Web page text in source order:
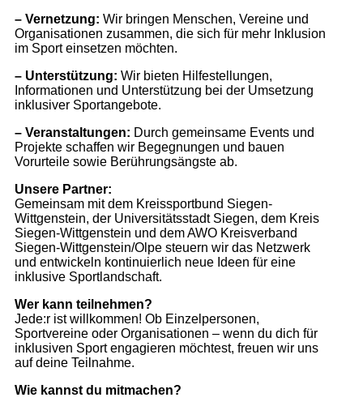
– Vernetzung: Wir bringen Menschen, Vereine und
Organisationen zusammen, die sich für mehr Inklusion
im Sport einsetzen möchten.
– Unterstützung: Wir bieten Hilfestellungen,
Informationen und Unterstützung bei der Umsetzung
inklusiver Sportangebote.
– Veranstaltungen: Durch gemeinsame Events und
Projekte schaffen wir Begegnungen und bauen
Vorurteile sowie Berührungsängste ab.
Unsere Partner:
Gemeinsam mit dem Kreissportbund Siegen-
Wittgenstein, der Universitätsstadt Siegen, dem Kreis
Siegen-Wittgenstein und dem AWO Kreisverband
Siegen-Wittgenstein/Olpe steuern wir das Netzwerk
und entwickeln kontinuierlich neue Ideen für eine
inklusive Sportlandschaft.
Wer kann teilnehmen?
Jede:r ist willkommen! Ob Einzelpersonen,
Sportvereine oder Organisationen – wenn du dich für
inklusiven Sport engagieren möchtest, freuen wir uns
auf deine Teilnahme.
Wie kannst du mitmachen?